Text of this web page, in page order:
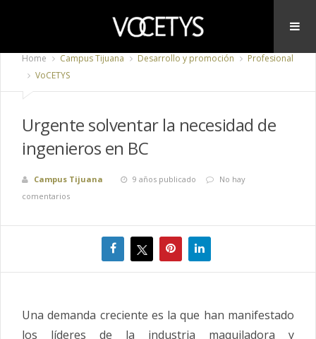
Home Campus Tijuana Desarrollo y promoción
Profesional
VoCETYS
Urgente solventar la necesidad de
ingenieros en BC
Campus Tijuana 9 años publicado
No hay
comentarios
Una demanda creciente es la que han manifestado
los líderes de la industria maquiladora y